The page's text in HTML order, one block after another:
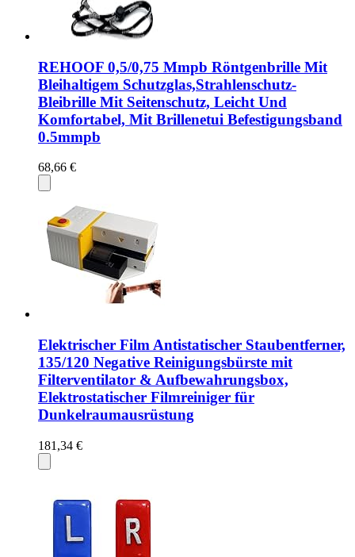
REHOOF 0,5/0,75 Mmpb Röntgenbrille Mit
Bleihaltigem Schutzglas,Strahlenschutz-
Bleibrille Mit Seitenschutz, Leicht Und
Komfortabel, Mit Brillenetui Befestigungsband
0.5mmpb
68,66 €
Elektrischer Film Antistatischer Staubentferner,
135/120 Negative Reinigungsbürste mit
Filterventilator & Aufbewahrungsbox,
Elektrostatischer Filmreiniger für
Dunkelraumausrüstung
181,34 €